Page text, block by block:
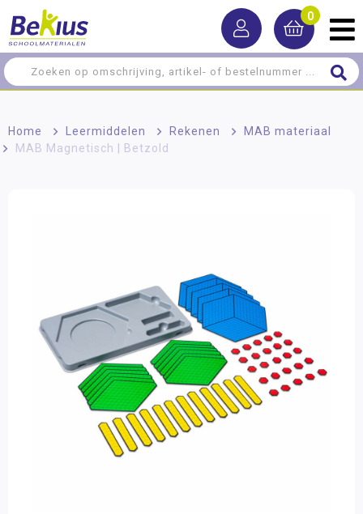
0
Home > Leermiddelen > Rekenen > MAB materiaal
MAB Magnetisch | Betzold